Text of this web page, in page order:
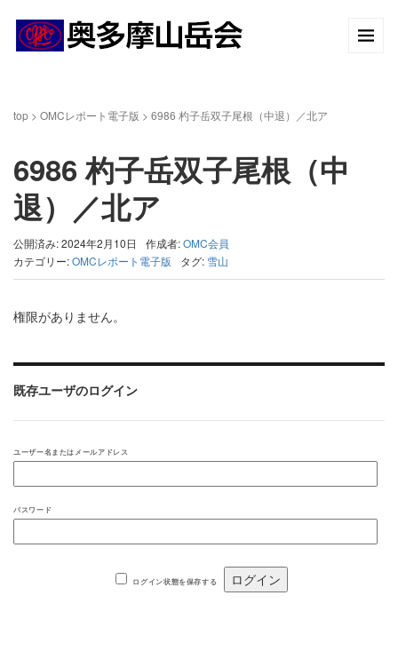
top > OMCレポート電子版 > 6986 杓子岳双子尾根（中退）／北ア
6986 杓子岳双子尾根（中
退）／北ア
公開済み: 2024年2月10日 作成者:OMC会員
カテゴリー:OMCレポート電子版 タグ: 雪山
権限がありません。
既存ユーザのログイン
ユーザー名またはメールアドレス
パスワード
ログイン状態を保存する